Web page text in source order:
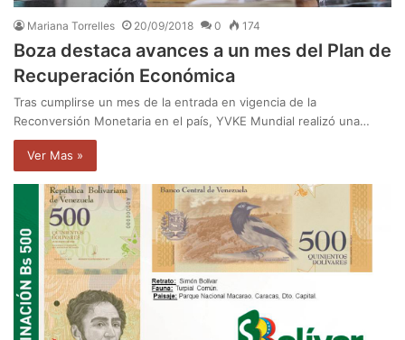
Mariana Torrelles 20/09/2018 0 174
Boza destaca avances a un mes del Plan de
Recuperación Económica
Tras cumplirse un mes de la entrada en vigencia de la
Reconversión Monetaria en el país, YVKE Mundial realizó una…
Ver Mas »